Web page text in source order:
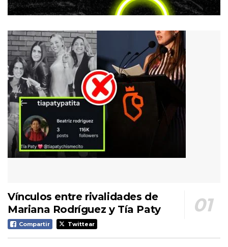
Vínculos entre rivalidades de
Mariana Rodríguez y Tía Paty
Compartir Twittear